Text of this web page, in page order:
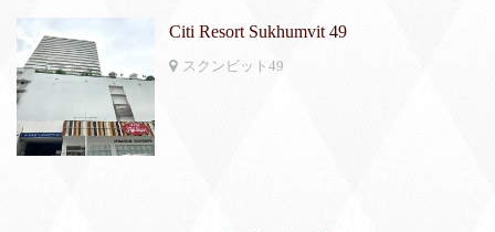
Citi Resort Sukhumvit 49
スクンビット49